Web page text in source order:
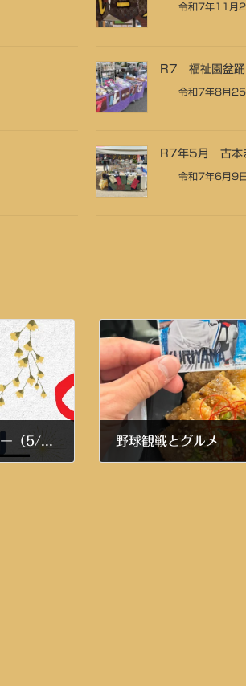
令和7年11月
R7 福祉園盆踊
令和7年8月25
R7年5月 古本
令和7年6月9
グループＧ テイクアウトメニュー（5/25～5/29） 野球観戦とグルメ